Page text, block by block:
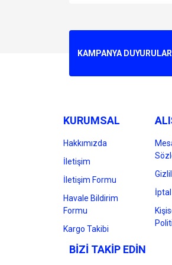
Ürün resmi kalitesiz,
Bu ürüne benzer
KAMPANYA
KURUMSAL
Hakkımızda
İletişim
İletişim Formu
Havale Bildirim
Formu
Kargo Takibi
BİZİ TAKİP EDİN